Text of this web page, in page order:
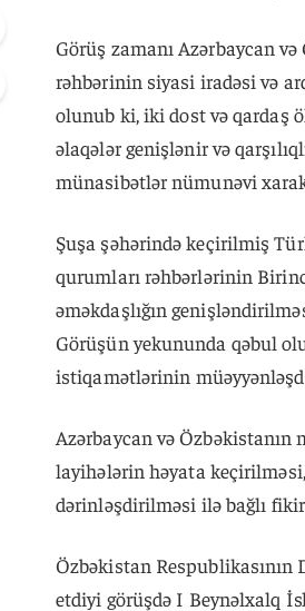
Görüş zamanı Azərbaycan
rəhbərinin siyasi iradəsi və
olunub ki, iki dost və qardaş
əlaqələr genişlənir və
münasibətlər nümunəvi
Şuşa şəhərində keçirilmiş
qurumları rəhbərlərinin
əməkdaşlığın
Görüşün yekununda qəbul
istiqamətlərinin
Azərbaycan və
layihələrin həyata
dərinləşdirilməsi ilə bağlı
Özbəkistan
etdiyi görüşdə I Beynəlxalq